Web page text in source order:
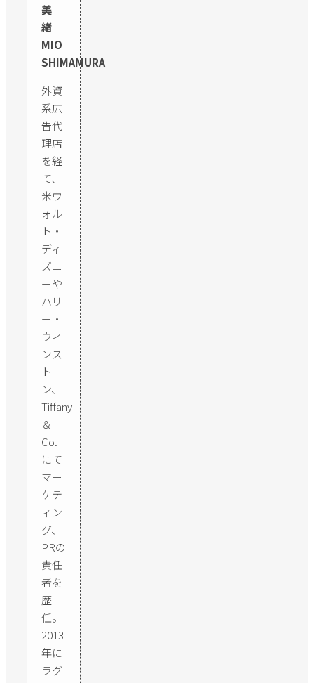
美
緒
MIO
SHIMAMURA
外資
系広
告代
理店
を経
て、
米ウ
ォル
ト・
ディ
ズニ
ーや
ハリ
ー・
ウィ
ンス
ト
ン、
Tiffany
＆
Co.
にて
マー
ケテ
ィン
グ、
PRの
責任
者を
歴
任。
2013
年に
ラグ